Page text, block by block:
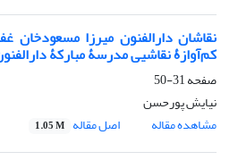
نقاشان دارالفنون میرزا مسعودخان
کم‌آوازۀ نقاشیی مدرسۀ مبارکۀ
صفحه31-50
نیایش پورحسن
مشاهده مقاله
اصل مقاله 1.05 M